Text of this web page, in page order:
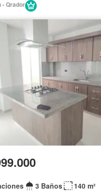
- Qrador
3 Baños 140 m²